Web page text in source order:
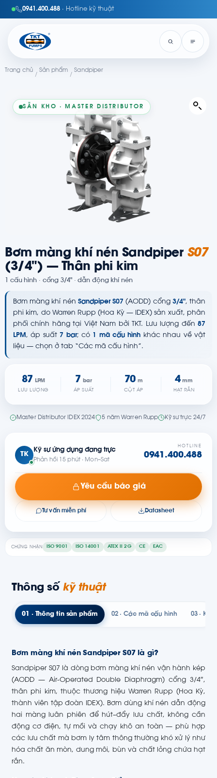
0941.400.488 · Hotline kỹ thuật
Trang chủ
/
Sản phẩm
/
Sandpiper
SẴN KHO · MASTER DISTRIBUTOR
CHỨNG NHẬN ISO 9001 ISO 14001 ATEX II 2G CE EAC
Bơm màng khí nén Sandpiper S07
(3/4") — Thân phi kim
1 cấu hình · cổng 3/4" · dẫn động khí nén
Bơm màng khí nén Sandpiper S07 (AODD) cổng 3/4", thân
phi kim, do Warren Rupp (Hoa Kỳ — IDEX) sản xuất, phân
phối chính hãng tại Việt Nam bởi TKT. Lưu lượng đến 87
LPM, áp suất 7 bar; có 1 mã cấu hình khác nhau về vật
liệu — chọn ở tab “Các mã cấu hình”.
87 LPM
LƯU LƯỢNG
7 bar
ÁP SUẤT
70 m
CỘT ÁP
4 mm
HẠT RẮN
Master Distributor IDEX 2024 5 năm Warren Rupp Kỹ sư trực 24/7
TK
Kỹ sư ứng dụng đang trực
Phản hồi 15 phút · Mon–Sat
HOTLINE
0941.400.488
Yêu cầu báo giá
Tư vấn miễn phí Datasheet
Thông số kỹ thuật
01 · Thông tin sản phẩm 02 · Các mã cấu hình 03 · Kỹ
Bơm màng khí nén Sandpiper S07 là gì?
Sandpiper S07 là dòng bơm màng khí nén vận hành kép
(AODD — Air-Operated Double Diaphragm) cổng 3/4″,
thân phi kim, thuộc thương hiệu Warren Rupp (Hoa Kỳ,
thành viên tập đoàn IDEX). Bơm dùng khí nén dẫn động
hai màng luân phiên để hút–đẩy lưu chất, không cần
động cơ điện, tự mồi và chạy khô an toàn — phù hợp
các lưu chất mà bơm ly tâm thông thường khó xử lý như
hóa chất ăn mòn, dung môi, bùn và chất lỏng chứa hạt
rắn.